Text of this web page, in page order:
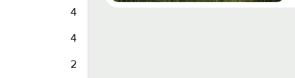
4
4
2